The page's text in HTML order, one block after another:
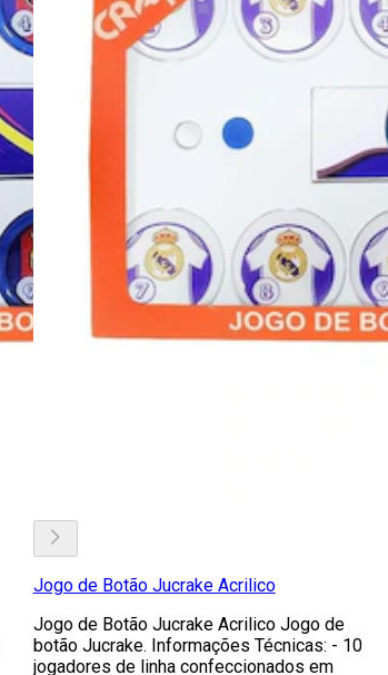
Jogo de Botão Jucrake Acrilico
Jogo de Botão Jucrake Acrilico Jogo de
botão Jucrake. Informações Técnicas: - 10
jogadores de linha confeccionados em